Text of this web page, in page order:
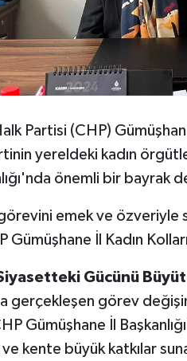
Partisi (CHP)
yereldeki kadın
önemli bir bayrak
emek ve özveriyle
Gümüşhane İl Kadın
Gücünü
gerçekleşen görev
Gümüşhane İl
kente büyük katkılar